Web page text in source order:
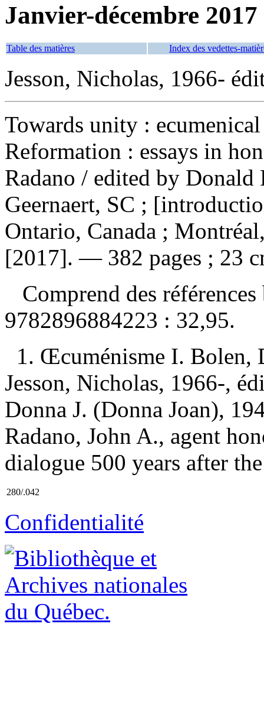
Janvier-décembre 2017
Table des matières Index des vedettes-
Jesson, Nicholas, 1966-
Towards unity :
Reformation : essays in
Radano / edited by Donald
Geernaert, SC ;
Ontario, Canada ;
[2017]. — 382 pages ; 23
Comprend des
9782896884223 : 32,95.
1. Œcuménisme I. Bolen,
Jesson, Nicholas, 1966-,
Donna J. (Donna Joan),
Radano, John A., agent
dialogue 500 years after
280/.042
Confidentialité